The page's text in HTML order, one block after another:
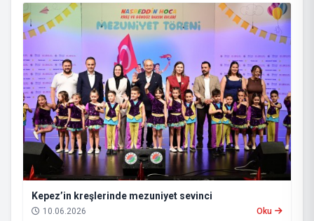
Kepez’in kreşlerinde mezuniyet sevinci
10.06.2026 Oku